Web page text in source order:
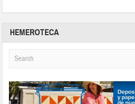
HEMEROTECA